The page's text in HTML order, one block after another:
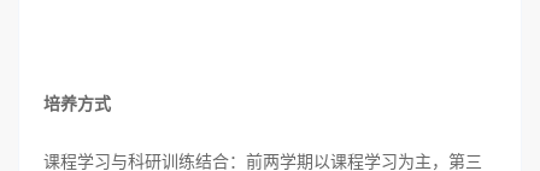
培养方式
课程学习与科研训练结合：前两学期以课程学习为主，第三